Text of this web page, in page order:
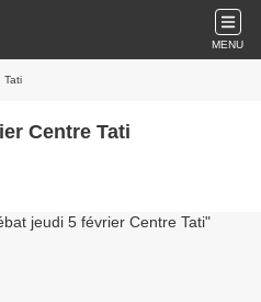
MENU
Tati
Centre Tati